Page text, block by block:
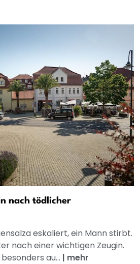
nach tödlicher
eskaliert, ein Mann stirbt.
nach einer wichtigen Zeugin.
au... | mehr